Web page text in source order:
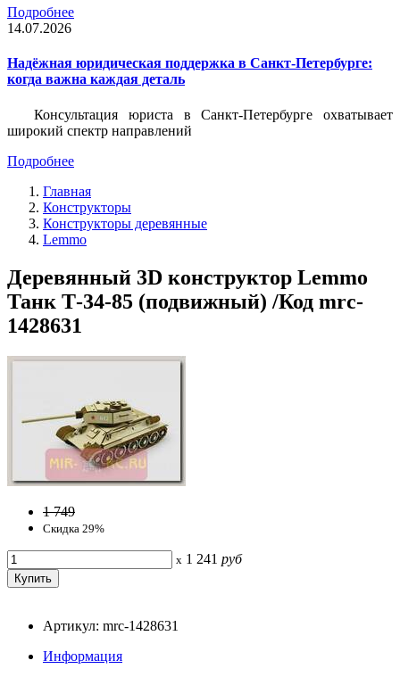
Подробнее
14.07.2026
Надёжная юридическая поддержка в Санкт-Петербурге:
когда важна каждая деталь
Консультация юриста в Санкт-Петербурге охватывает
широкий спектр направлений
Подробнее
Главная
Конструкторы
Конструкторы деревянные
Lemmo
Деревянный 3D конструктор Lemmo
Танк Т-34-85 (подвижный) /Код mrc-
1428631
1 749
Скидка 29%
x 1 241 руб
Артикул: mrc-1428631
Информация